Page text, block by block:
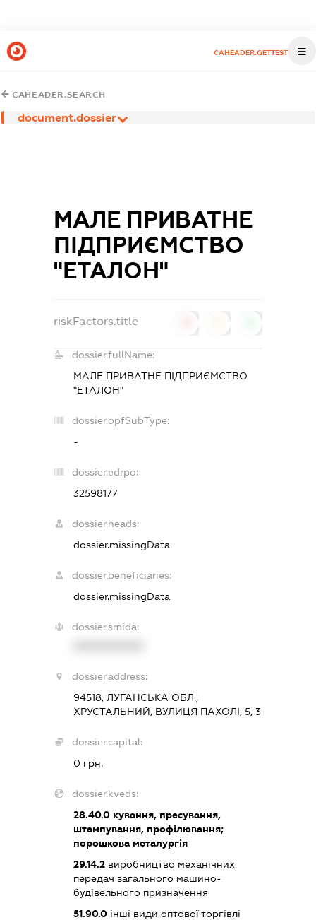
CAHEADER.GETTEST
CAHEADER.SEARCH
document.dossier
МАЛЕ ПРИВАТНЕ
ПІДПРИЄМСТВО
"ЕТАЛОН"
riskFactors.title
dossier.fullName:
МАЛЕ ПРИВАТНЕ ПІДПРИЄМСТВО
"ЕТАЛОН"
dossier.opfSubType:
-
dossier.edrpo:
32598177
dossier.heads:
dossier.missingData
dossier.beneficiaries:
dossier.missingData
dossier.smida:
dossier.address:
94518, ЛУГАНСЬКА ОБЛ.,
ХРУСТАЛЬНИЙ, ВУЛИЦЯ ПАХОЛІ, 5, 3
dossier.capital:
0 грн.
dossier.kveds:
28.40.0кування, пресування,
штампування, профілювання;
порошкова металургія
29.14.2виробництво механічних
передач загального машино-
будівельного призначення
51.90.0інші види оптової торгівлі